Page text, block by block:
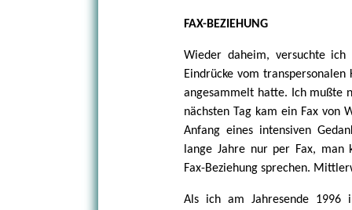
FAX-BEZIEHUNG
Wieder daheim, versuchte
Eindrücke vom
angesammelt hatte. Ich mußte
nächsten Tag kam ein Fax
Anfang eines intensiven
lange Jahre nur per Fax, man
Fax-Beziehung sprechen.
Als ich am Jahresende 1996